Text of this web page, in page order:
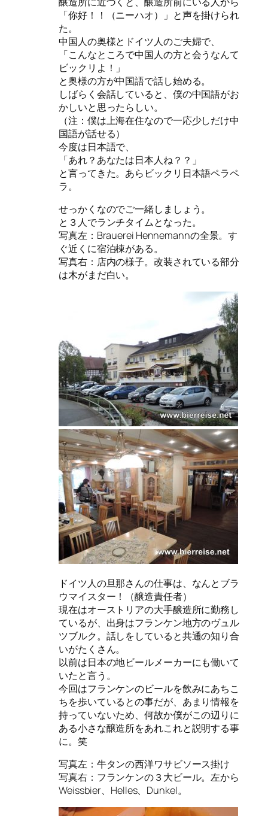
「你好！！（ニーハオ）」と声を掛けられ
た。
中国人の奥様とドイツ人のご夫婦で、
「こんなところで中国人の方と会うなんて
ビックリよ！」
と奥様の方が中国語で話し始める。
しばらく会話していると、僕の中国語がお
かしいと思ったらしい。
（注：僕は上海在住なので一応少しだけ中
国語が話せる）
今度は日本語で、
「あれ？あなたは日本人ね？？」
と言ってきた。あらビックリ日本語ペラペ
ラ。
せっかくなのでご一緒しましょう。
と３人でランチタイムとなった。
写真左：Brauerei Hennemannの全景。す
ぐ近くに宿泊棟がある。
写真右：店内の様子。改装されている部分
は木がまだ白い。
ドイツ人の旦那さんの仕事は、なんとブラ
ウマイスター！（醸造責任者）
現在はオーストリアの大手醸造所に勤務し
ているが、出身はフランケン地方のヴュル
ツブルク。話しをしていると共通の知り合
いがたくさん。
以前は日本の地ビールメーカーにも働いて
いたと言う。
今回はフランケンのビールを飲みにあちこ
ちを歩いているとの事だが、あまり情報を
持っていないため、何故か僕がこの辺りに
ある小さな醸造所をあれこれと説明する事
に。笑
写真左：牛タンの西洋ワサビソース掛け
写真右：フランケンの３大ビール。左から
Weissbier、Helles、Dunkel。